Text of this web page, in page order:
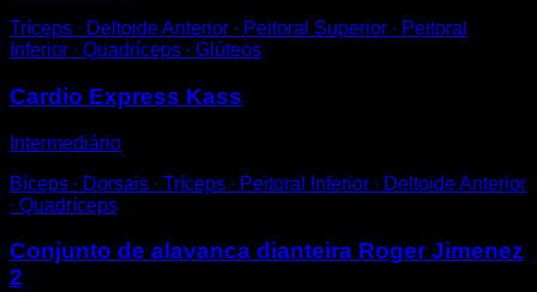
Tríceps ∙ Deltoide Anterior ∙ Peitoral Superior ∙ Peitoral
Inferior ∙ Quadríceps ∙ Glúteos
Cardio Express Kass
Intermediário
Bíceps ∙ Dorsais ∙ Tríceps ∙ Peitoral Inferior ∙ Deltoide Anterior
∙ Quadríceps
Conjunto de alavanca dianteira Roger Jimenez
2